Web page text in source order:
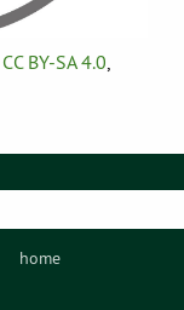
home
CC BY-SA 4.0,